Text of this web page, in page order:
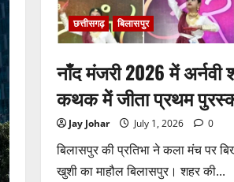
नीचे
हो
रहा
खेल,
की
मिलीभगत
से
मिल
रहा
करोड़ों
का
टेंडर,
सरकार
तक
पहुंची
छत्तीसगढ़ बिलासपुर
नाँद मंजरी 2026 में अर्नवी
कथक में जीता प्रथम
Jay Johar July 1, 2026 0
बिलासपुर की प्रतिभा ने कला मंच पर
खुशी का माहौल बिलासपुर। शहर की...